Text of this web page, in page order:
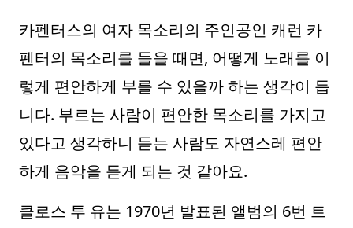
카펜터스의 여자 목소리의 주인공인 캐런 카
펜터의 목소리를 들을 때면, 어떻게 노래를 이
렇게 편안하게 부를 수 있을까 하는 생각이 듭
니다. 부르는 사람이 편안한 목소리를 가지고
있다고 생각하니 듣는 사람도 자연스레 편안
하게 음악을 듣게 되는 것 같아요.
클로스 투 유는 1970년 발표된 앨범의 6번 트